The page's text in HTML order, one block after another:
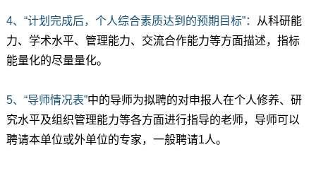
4、“计划完成后，个人综合素质达到的预期目标”：
从科研能
力、学术水平、管理能力、交流合作能力等方面描述，指标
能量化的尽量量化。
5、“导师情况表”中的导师为拟聘的对申报人在个人修养、研
究水平及组织管理能力等各方面进行指导的老师，导师可以
聘请本单位或外单位的专家，一般聘请1人。